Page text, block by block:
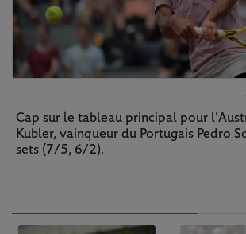
Cap sur le tableau principal pour
Kubler, vainqueur du Portugais Pedro
sets (7/5, 6/2).